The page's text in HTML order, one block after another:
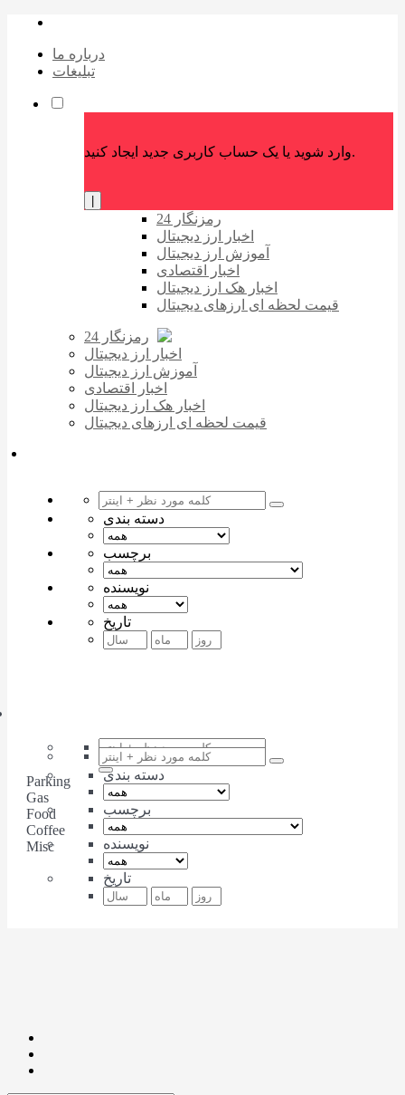
درباره ما
تبلیغات
وارد شوید یا یک حساب کاربری جدید ایجاد کنید.
رمزنگار 24
اخبار ارز دیجیتال
آموزش ارز دیجیتال
اخبار اقتصادی
اخبار هک ارز دیجیتال
قیمت لحظه ای ارزهای دیجیتال
رمزنگار 24
اخبار ارز دیجیتال
آموزش ارز دیجیتال
اخبار اقتصادی
اخبار هک ارز دیجیتال
قیمت لحظه ای ارزهای دیجیتال
دسته بندی
برچسب
نویسنده
تاریخ
Parking
Gas
Food
Coffee
Misc
دسته بندی
برچسب
نویسنده
تاریخ